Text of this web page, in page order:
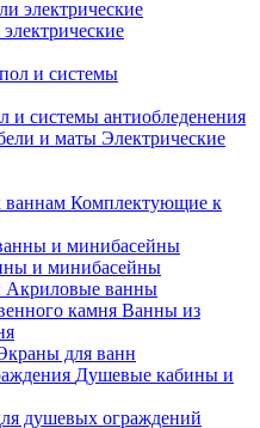
и системы антиобледенения
Электрические
Комплектующие к
и минибасейны
Акриловые ванны
Ванны из
для ванн
Душевые кабины и